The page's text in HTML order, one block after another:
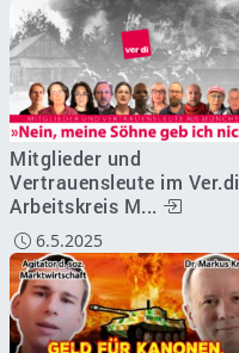
Mitglieder und
Vertrauensleute im Ver.di
Arbeitskreis M...
6.5.2025